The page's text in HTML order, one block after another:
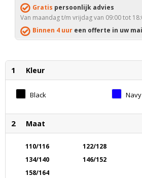
Gratis persoonlijk advies
Van maandag t/m vrijdag van 09:00 tot
Binnen 4 uur een offerte in uw
1 Kleur
Black Navy
2 Maat
110/116
122/128
134/140
146/152
158/164